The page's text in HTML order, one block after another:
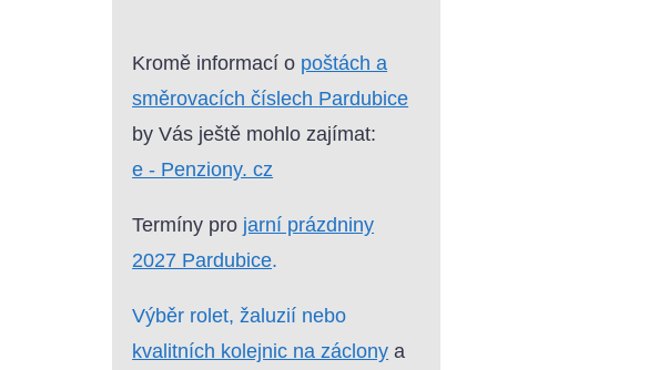
Kromě informací o poštách a
směrovacích číslech Pardubice
by Vás ještě mohlo zajímat:
e - Penziony. cz
Termíny pro jarní prázdniny
2027 Pardubice.
Výběr rolet, žaluzií nebo
kvalitních kolejnic na záclony a